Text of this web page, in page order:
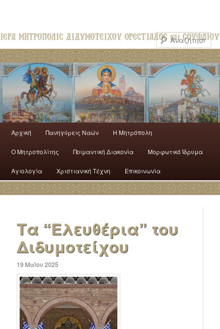
Αρχική Πανηγύρεις Ναών H Mητρόπολη
Ο Mητροπολίτης Ποιμαντική Διακονία Μορφωτικό Ίδρυμα
Αγιολογία Χριστιανική Τέχνη Επικοινωνία
Τα “Ελευθέρια” του
Διδυμοτείχου
19 Μαΐου 2025